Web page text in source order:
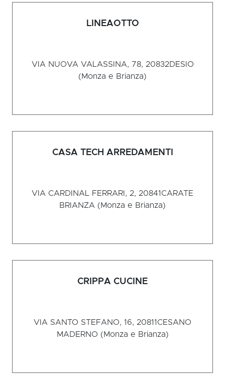
LINEAOTTO
VIA NUOVA VALASSINA, 78, 20832DESIO
(Monza e Brianza)
CASA TECH ARREDAMENTI
VIA CARDINAL FERRARI, 2, 20841CARATE
BRIANZA (Monza e Brianza)
CRIPPA CUCINE
VIA SANTO STEFANO, 16, 20811CESANO
MADERNO (Monza e Brianza)